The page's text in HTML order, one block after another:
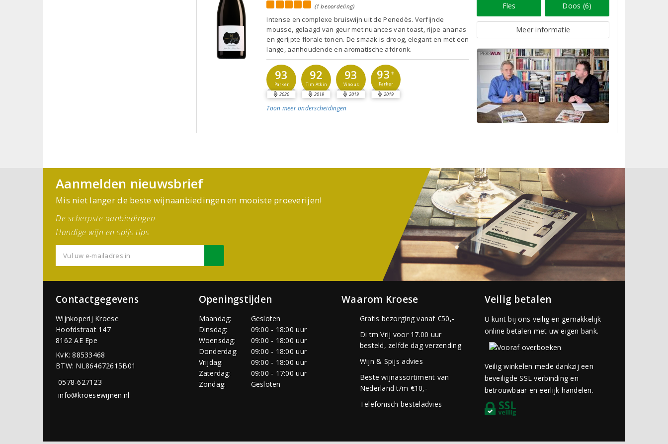
(1 beoordeling)
Intense en complexe bruiswijn uit de Penedès. Verfijnde
mousse, gelaagd van geur met nuances van toast, rijpe ananas
en gerijpte florale tonen. De smaak is droog, elegant en met een
lange, aanhoudende en aromatische afdronk.
93
Parker
2020
92
Tim Atkin
2019
93
Vinous
2019
93 +
Parker
2019
Toon meeronderscheidingen
Fles Doos (6)
Meer informatie
Aanmelden nieuwsbrief
Mis niet langer de beste wijnaanbiedingen en mooiste proeverijen!
De scherpste aanbiedingen
Handige wijn en spijs tips
Contactgegevens
Wijnkoperij Kroese
Hoofdstraat 147
8162 AE Epe
KvK: 88533468
BTW: NL864672615B01
0578-627123
info@kroesewijnen.nl
Openingstijden
Maandag:
Gesloten
Dinsdag:
09:00 - 18:00 uur
Woensdag:
09:00 - 18:00 uur
Donderdag:
09:00 - 18:00 uur
Vrijdag:
09:00 - 18:00 uur
Zaterdag:
09:00 - 17:00 uur
Zondag:
Gesloten
Waarom Kroese
Gratis bezorging vanaf €50,-
Di tm Vrij voor 17.00 uur
besteld, zelfde dag verzending
Wijn & Spijs advies
Beste wijnassortiment van
Nederland t/m €10,-
Telefonisch besteladvies
Veilig betalen
U kunt bij ons veilig en gemakkelijk
online betalen met uw eigen bank.
Veilig winkelen mede dankzij een
beveiligde SSL verbinding en
betrouwbaar en eerlijk handelen.